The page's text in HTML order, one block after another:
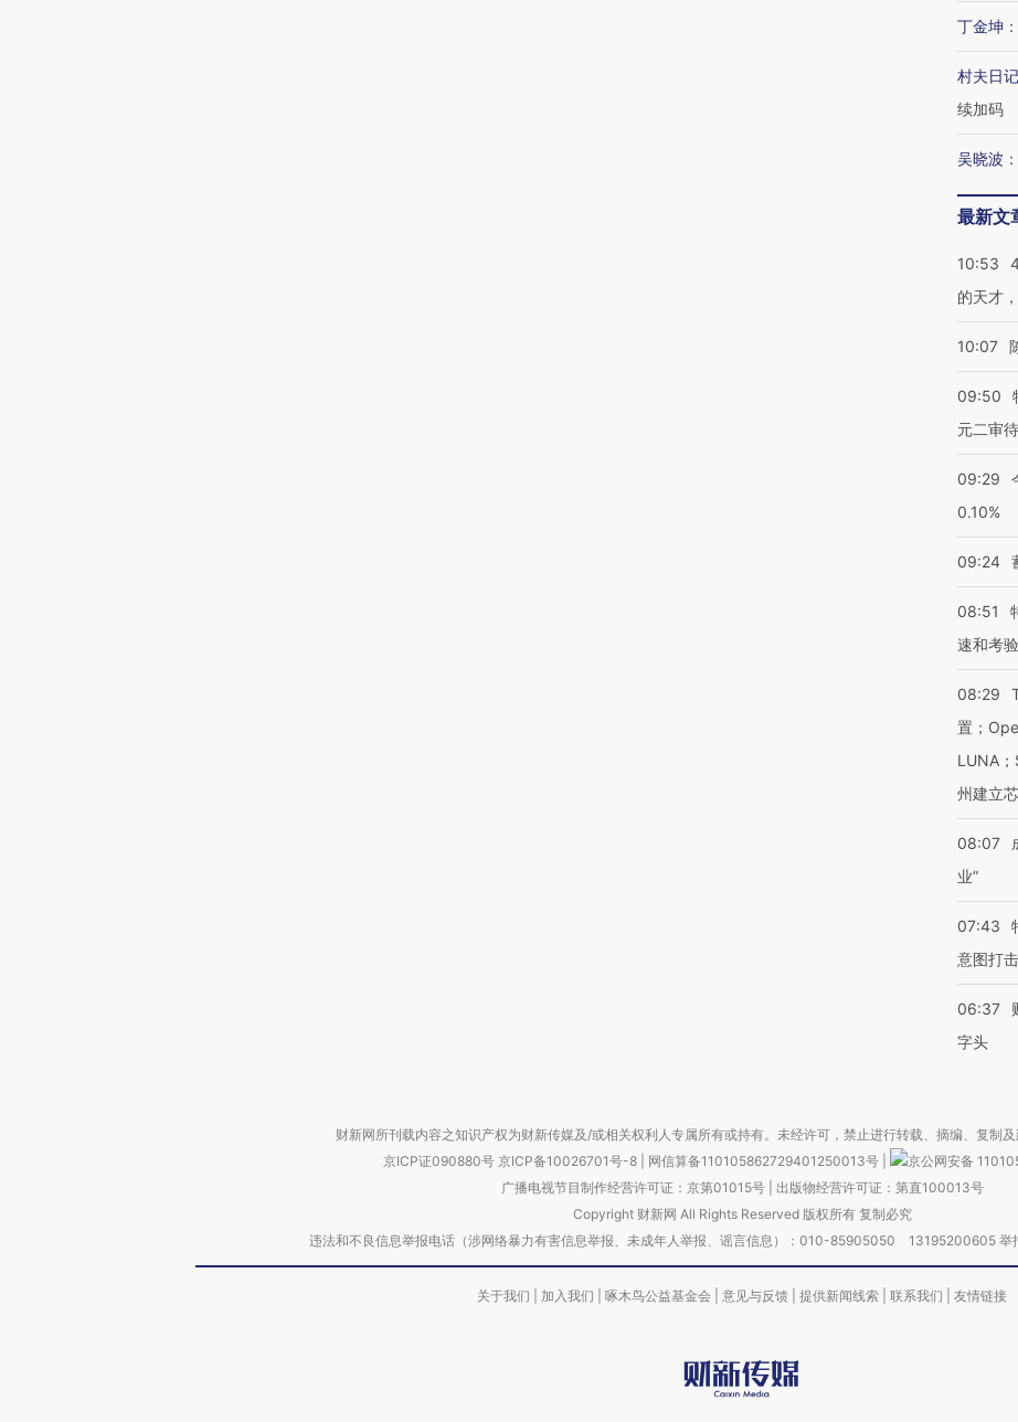
丁金坤 ：
村夫日记
续加码
吴晓波 ：
最新文
10:53
的天才
10:07
09:50
元二审
09:29
0.10%
09:24
08:51
速和考验
08:29
置；
LUNA
州建立
08:07
业”
07:43
意图打
06:37
字头
财新网所刊载内容之知识产权为财新传媒及/或相关权利人专属所有或持有。未经许可，禁止进行转载、摘编、复制及
京ICP证090880号 京ICP备10026701号-8 网信算备110105862729401250013号
京公网安备
广播电视节目制作经营许可证：京第01015号| 出版物经营许可证：第直100013号
Copyright 财新网 All Rights Reserved 版权所有 复制必究
违法和不良信息举报电话（涉网络暴力有害信息举报、未成年人举报、谣言信息）：010-85905050 13195200605 举
关于我们 加入我们 啄木鸟公益基金会 意见与反馈 提供新闻线索 联系我们 友情链接